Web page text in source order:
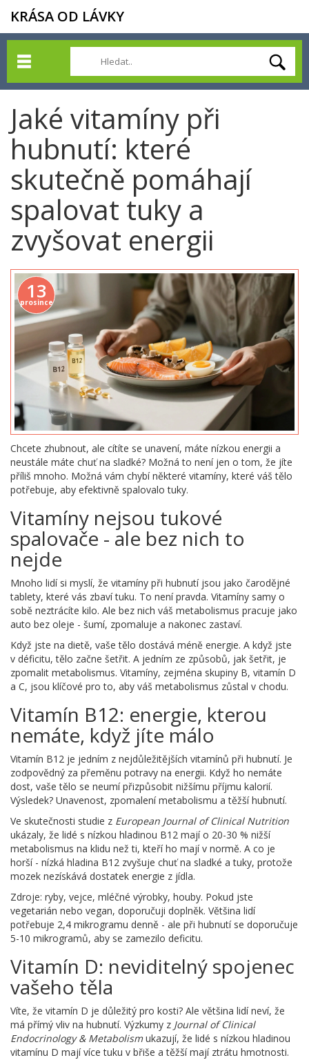
KRÁSA OD LÁVKY
Jaké vitamíny při
hubnutí: které
skutečně pomáhají
spalovat tuky a
zvyšovat energii
13
prosince
Chcete zhubnout, ale cítíte se unavení, máte nízkou energii a
neustále máte chuť na sladké? Možná to není jen o tom, že jíte
příliš mnoho. Možná vám chybí některé vitamíny, které váš tělo
potřebuje, aby efektivně spalovalo tuky.
Vitamíny nejsou tukové
spalovače - ale bez nich to
nejde
Mnoho lidí si myslí, že vitamíny při hubnutí jsou jako čarodějné
tablety, které vás zbaví tuku. To není pravda. Vitamíny samy o
sobě neztrácíte kilo. Ale bez nich váš metabolismus pracuje jako
auto bez oleje - šumí, zpomaluje a nakonec zastaví.
Když jste na dietě, vaše tělo dostává méně energie. A když jste
v déficitu, tělo začne šetřit. A jedním ze způsobů, jak šetřit, je
zpomalit metabolismus. Vitamíny, zejména skupiny B, vitamín D
a C, jsou klíčové pro to, aby váš metabolismus zůstal v chodu.
Vitamín B12: energie, kterou
nemáte, když jíte málo
Vitamín B12 je jedním z nejdůležitějších vitamínů při hubnutí. Je
zodpovědný za přeměnu potravy na energii. Když ho nemáte
dost, vaše tělo se neumí přizpůsobit nižšímu příjmu kalorií.
Výsledek? Unavenost, zpomalení metabolismu a těžší hubnutí.
Ve skutečnosti studie z European Journal of Clinical Nutrition
ukázaly, že lidé s nízkou hladinou B12 mají o 20-30 % nižší
metabolismus na klidu než ti, kteří ho mají v normě. A co je
horší - nízká hladina B12 zvyšuje chuť na sladké a tuky, protože
mozek nezískává dostatek energie z jídla.
Zdroje: ryby, vejce, mléčné výrobky, houby. Pokud jste
vegetarián nebo vegan, doporučuji doplněk. Většina lidí
potřebuje 2,4 mikrogramu denně - ale při hubnutí se doporučuje
5-10 mikrogramů, aby se zamezilo deficitu.
Vitamín D: neviditelný spojenec
vašeho těla
Víte, že vitamín D je důležitý pro kosti? Ale většina lidí neví, že
má přímý vliv na hubnutí. Výzkumy z Journal of Clinical
Endocrinology & Metabolismukazují, že lidé s nízkou hladinou
vitamínu D mají více tuku v břiše a těžší mají ztrátu hmotnosti.